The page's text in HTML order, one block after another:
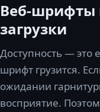
Веб-шрифты
загрузки
Доступность — это
шрифт грузится.
ожидании
восприятие.